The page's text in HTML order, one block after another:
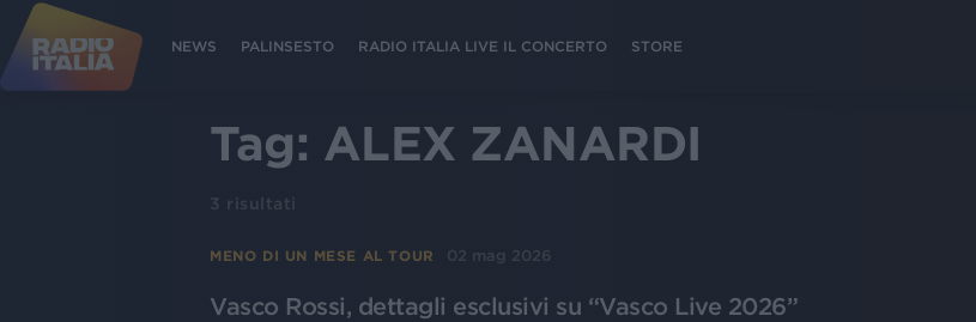
NEWS PALINSESTO RADIO ITALIA LIVE IL CONCERTO STORE
Tag: ALEX ZANARDI
3 risultati
MENO DI UN MESE AL TOUR 02 mag 2026
Vasco Rossi, dettagli esclusivi su “Vasco Live 2026”